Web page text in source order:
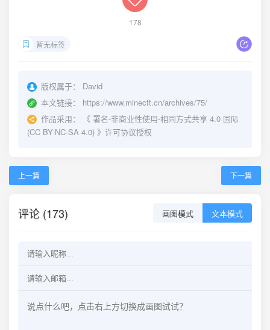
178
暂无标签
版权属于：
David
本文链接：
https://www.minecft.cn/archives/75/
作品采用：
《 署名-非商业性使用-相同方式共享 4.0 国际
(CC BY-NC-SA 4.0) 》许可协议授权
上一篇 下一篇
评论 (173) 画图模式 文本模式